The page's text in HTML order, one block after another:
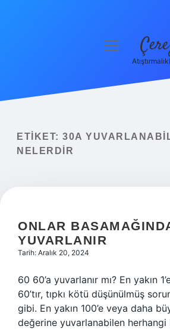
Yasal Uyarı
menüyü
ETIKET: 30A
NELERDIR
ONLAR
YUVARLANIR
Tarih: Aralık 20, 2024
60 60’a yuvarlanır mı? En yakın
60’tır, tıpkı kötü düşünülmüş
gibi. En yakın 100’e veya daha
değerine yuvarlanabilen herhangi